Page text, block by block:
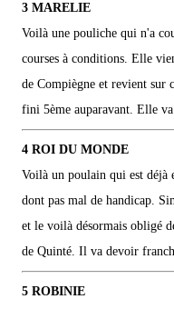
3 MARELIE
Voilà une pouliche qui n'a
courses à conditions. Elle
de Compiègne et revient sur
fini 5ème auparavant. Elle
4 ROI DU MONDE
Voilà un poulain qui est déjà
dont pas mal de handicap.
et le voilà désormais obligé
de Quinté. Il va devoir
5 ROBINIE